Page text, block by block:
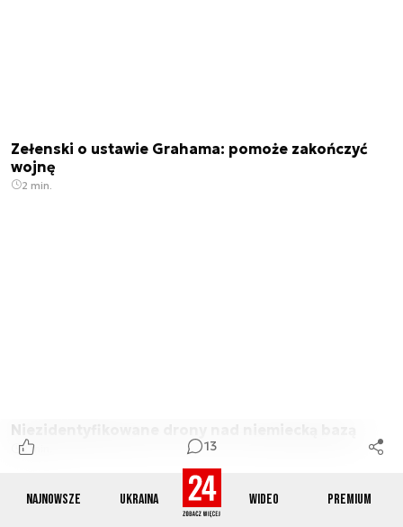
Najnowsze Ukraina Wideo Premium
13
Zełenski o ustawie Grahama: pomoże zakończyć
wojnę
2 min.
Niezidentyfikowane drony nad niemiecką bazą
2 min.